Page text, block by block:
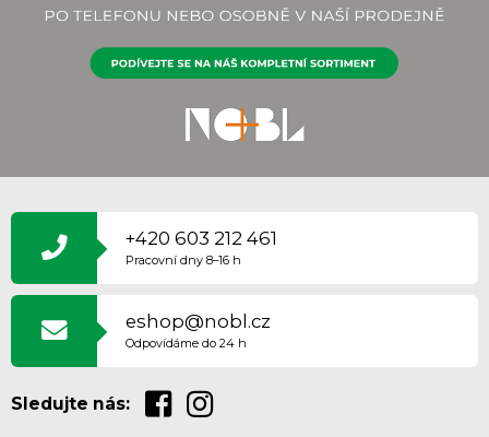
Á
T
+420 603 212 461
Pracovní dny 8–16 h
eshop@nobl.cz
Odpovídáme do 24 h
Sledujte nás: